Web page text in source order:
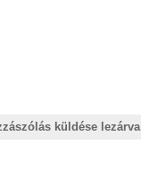
küldése lezárva